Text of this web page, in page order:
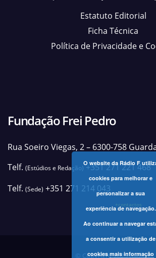
Estatuto Editorial
Ficha Técnica
Política de Privacidade e
Fundação Frei Pedro
Rua Soeiro Viegas, 2 – 6300-758
Telf. (Estúdios e Redação)+351 271 221 468
Telf. (Sede) +351 271 214 043
+contactos
© Copyright 2025 Rádio F
O website da Rádio F
cookies para melhorar e
personalizar a sua
experiência de navegação.
Ao continuar a navegar
a consentir a utilização de
cookiesmais informação